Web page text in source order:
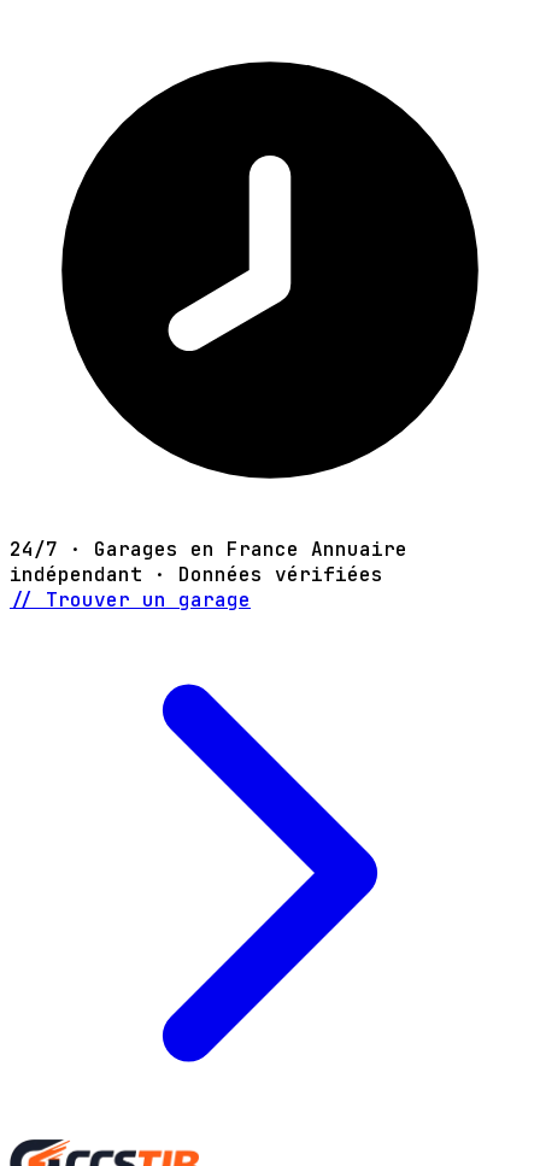
24/7 · Garages en France Annuaire
indépendant · Données vérifiées
// Trouver un garage